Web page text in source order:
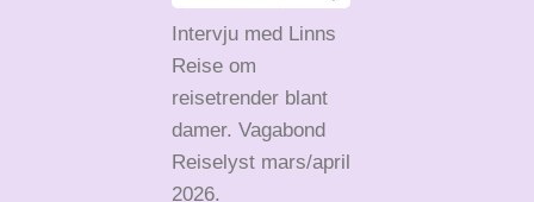
Intervju med Linns
Reise om
reisetrender blant
damer. Vagabond
Reiselyst mars/april
2026.